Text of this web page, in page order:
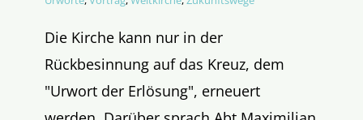
Die Kirche kann nur in der
Rückbesinnung auf das Kreuz, dem
"Urwort der Erlösung", erneuert